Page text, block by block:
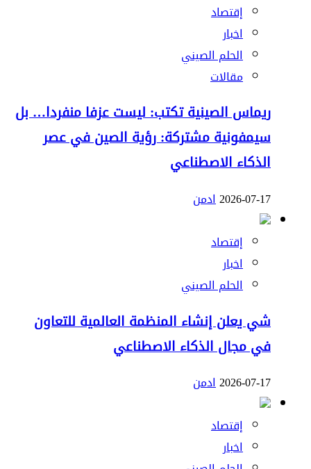
إقتصاد
اخبار
الحلم الصيني
مقالات
ريماس الصينية تكتب: ليست عزفا منفردا… بل
سيمفونية مشتركة: رؤية الصين في عصر
الذكاء الاصطناعي
2026-07-17ادمن
إقتصاد
اخبار
الحلم الصيني
شي يعلن إنشاء المنظمة العالمية للتعاون
في مجال الذكاء الاصطناعي
2026-07-17ادمن
إقتصاد
اخبار